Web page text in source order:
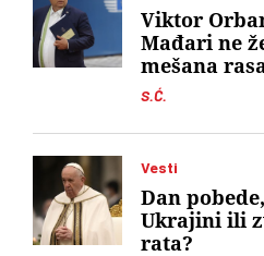
S.Ć.
Viktor
Mađari ne
mešana
Vesti
Dan
Ukrajini ili
rata?